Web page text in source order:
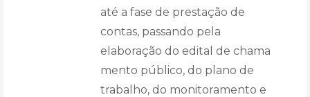
até a fase de prestação de
contas, passando pela
elaboração do edital de chama
mento público, do plano de
trabalho, do monitoramento e